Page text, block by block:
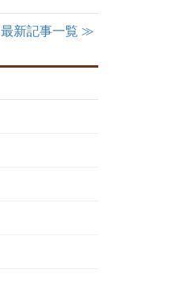
最新記事一覧 ≫